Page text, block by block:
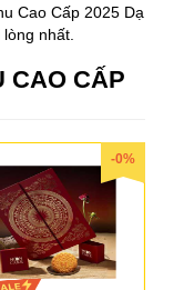
Cao Cấp 2025 Dạ
nhất.
CAO CẤP
-0%